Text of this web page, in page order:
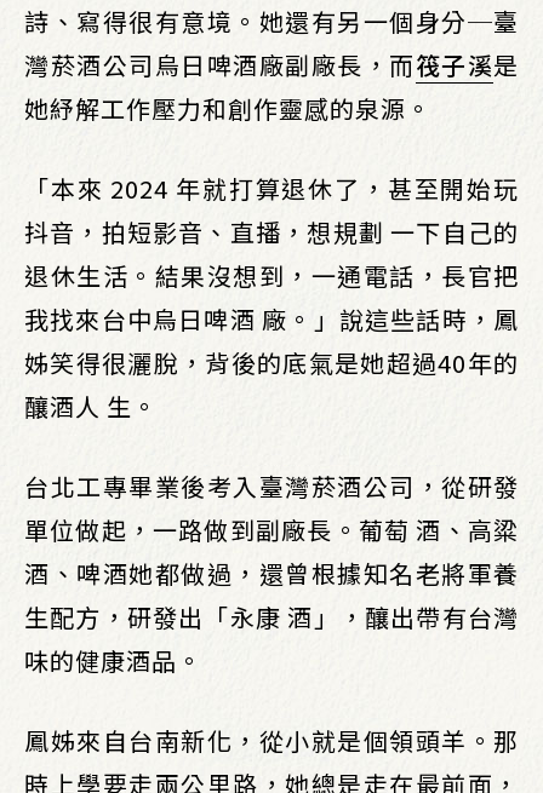
詩、寫得很有意境。她還有另一個身分─臺
灣菸酒公司烏日啤酒廠副廠長，而筏子溪是
她紓解工作壓力和創作靈感的泉源。
「本來 2024 年就打算退休了，甚至開始玩
抖音，拍短影音、直播，想規劃 一下自己的
退休生活。結果沒想到，一通電話，長官把
我找來台中烏日啤酒 廠。」說這些話時，鳳
姊笑得很灑脫，背後的底氣是她超過40年的
釀酒人 生。
台北工專畢業後考入臺灣菸酒公司，從研發
單位做起，一路做到副廠長。葡萄 酒、高粱
酒、啤酒她都做過，還曾根據知名老將軍養
生配方，研發出「永康 酒」，釀出帶有台灣
味的健康酒品。
鳳姊來自台南新化，從小就是個領頭羊。那
時上學要走兩公里路，她總是走在最前面，